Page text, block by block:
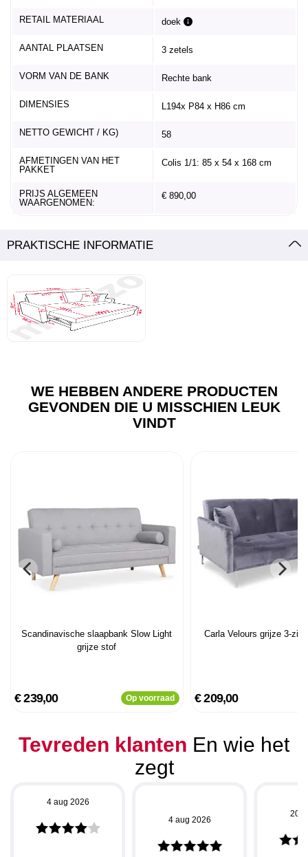
RETAIL MATERIAAL doek
AANTAL PLAATSEN 3 zetels
VORM VAN DE BANK Rechte bank
DIMENSIES L194x P84 x H86 cm
NETTO GEWICHT / KG) 58
AFMETINGEN VAN HET
PAKKET
Colis 1/1: 85 x 54 x 168 cm
PRIJS ALGEMEEN
WAARGENOMEN:
€ 890,00
PRAKTISCHE INFORMATIE
WE HEBBEN ANDERE PRODUCTEN
GEVONDEN DIE U MISSCHIEN LEUK
VINDT
Scandinavische slaapbank Slow Light
grijze stof
€ 239,00 Op voorraad
Carla Velours grijze 3-
€ 209,00
Tevreden klanten En wie het
zegt
4 aug 2026
4 aug 2026
20